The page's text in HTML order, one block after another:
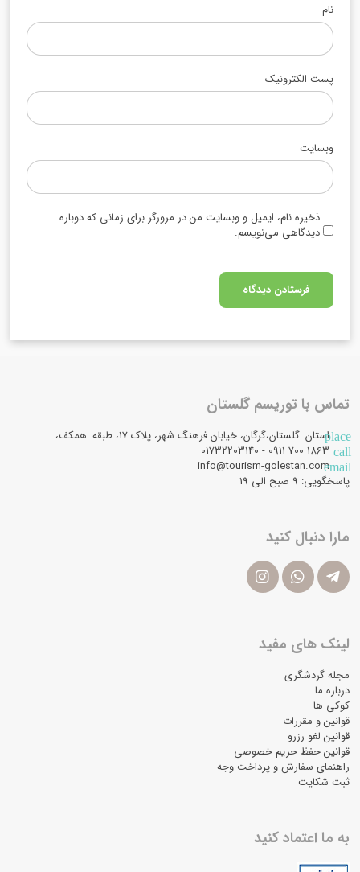
نام
پست الکترونیک
وبسایت
ذخیره نام، ایمیل و وبسایت من در مرورگر برای زمانی که دوباره
دیدگاهی می‌نویسم.
تماس با توریسم گلستان
placeاستان: گلستان،گرگان، خیابان فرهنگ شهر، پلاک 17، طبقه: همکف،
call
email
info@tourism-golestan.com
پاسخگویی: ۹ صبح الی 19
مارا دنبال کنید
لینک های مفید
مجله گردشگری
درباره ما
کوکی ها
قوانین و مقررات
قوانین لغو رزرو
قوانین حفظ حریم خصوصی
راهنمای سفارش و پرداخت وجه
ثبت شکایت
به ما اعتماد کنید